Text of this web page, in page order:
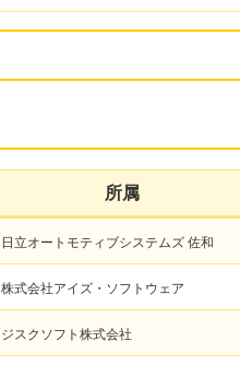
所属
日立オートモティブシステムズ 佐和
株式会社アイズ・ソフトウェア
ジスクソフト株式会社